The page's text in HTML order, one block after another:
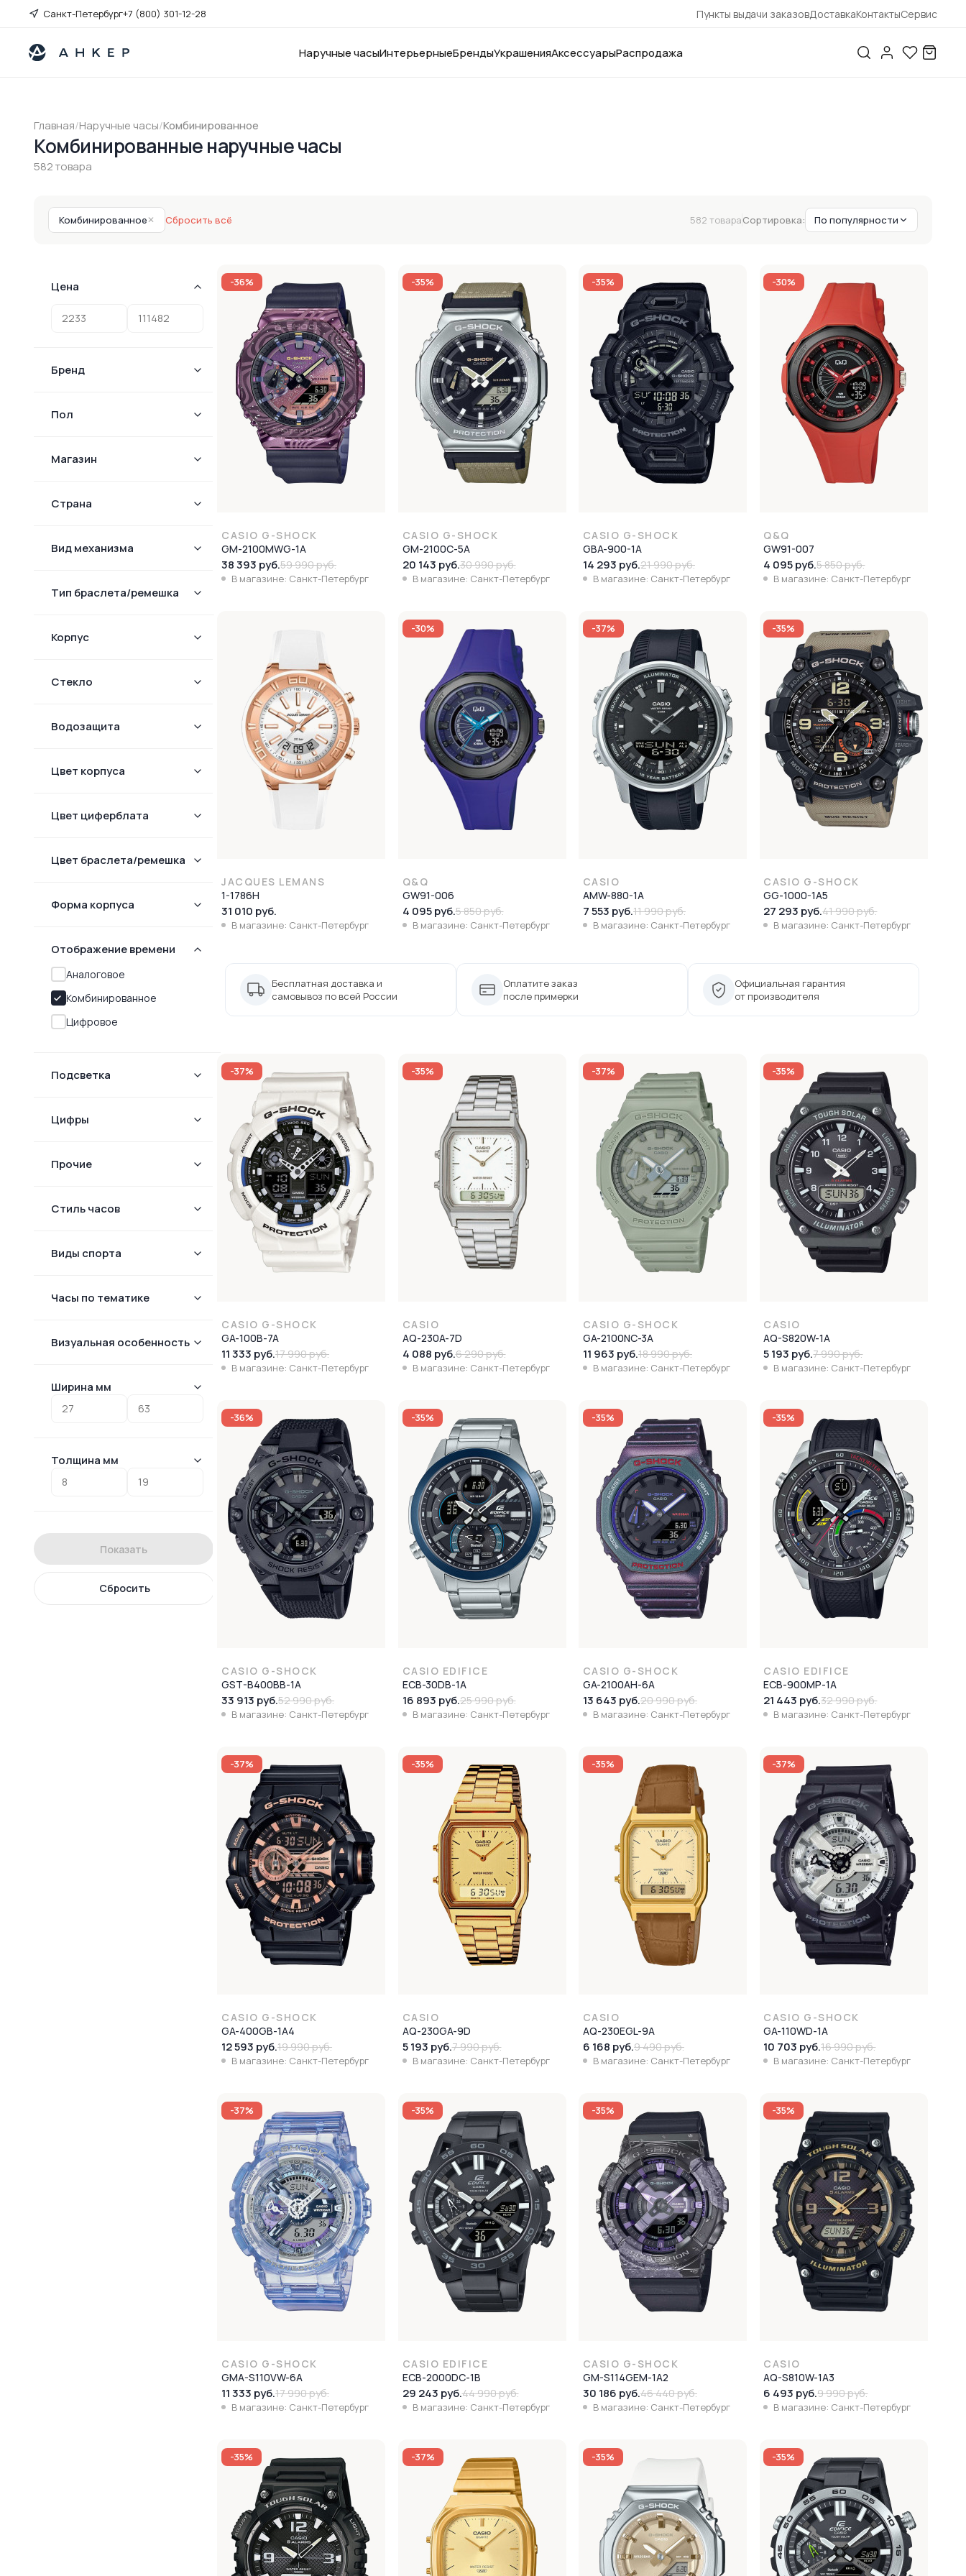
Санкт-Петербург+7 (800) 301-12-28 Пункты выдачи заказовДоставкаКонтактыСервис
Наручные часыИнтерьерныеБрендыУкрашенияАксессуарыРаспродажа
Главная/Наручные часы/Комбинированное
Комбинированные наручные часы
582 товара
Комбинированное✕ Сбросить всё 582 товараСортировка: По популярности
Цена
Бренд
Пол
Магазин
Страна
Вид механизма
Тип браслета/ремешка
Корпус
Стекло
Водозащита
Цвет корпуса
Цвет циферблата
Цвет браслета/ремешка
Форма корпуcа
Отображение времени
Аналоговое
Комбинированное
Цифровое
Подсветка
Цифры
Прочие
Стиль часов
Виды спорта
Часы по тематике
Визуальная особенность
Ширина мм
Толщина мм
Показать
Сбросить
-36%
CASIO G-SHOCK
GM-2100MWG-1A
38 393 руб.59 990 руб.
В магазине: Санкт-Петербург
-35%
CASIO G-SHOCK
GM-2100C-5A
20 143 руб.30 990 руб.
В магазине: Санкт-Петербург
-35%
CASIO G-SHOCK
GBA-900-1A
14 293 руб.21 990 руб.
В магазине: Санкт-Петербург
-30%
Q&Q
GW91-007
4 095 руб.5 850 руб.
В магазине: Санкт-Петербург
JACQUES LEMANS
1-1786H
31 010 руб.
В магазине: Санкт-Петербург
-30%
Q&Q
GW91-006
4 095 руб.5 850 руб.
В магазине: Санкт-Петербург
-37%
CASIO
AMW-880-1A
7 553 руб.11 990 руб.
В магазине: Санкт-Петербург
-35%
CASIO G-SHOCK
GG-1000-1A5
27 293 руб.41 990 руб.
В магазине: Санкт-Петербург
Бесплатная доставка и
самовывоз по всей России
Оплатите заказ
после примерки
Официальная гарантия
от производителя
-37%
CASIO G-SHOCK
GA-100B-7A
11 333 руб.17 990 руб.
В магазине: Санкт-Петербург
-35%
CASIO
AQ-230A-7D
4 088 руб.6 290 руб.
В магазине: Санкт-Петербург
-37%
CASIO G-SHOCK
GA-2100NC-3A
11 963 руб.18 990 руб.
В магазине: Санкт-Петербург
-35%
CASIO
AQ-S820W-1A
5 193 руб.7 990 руб.
В магазине: Санкт-Петербург
-36%
CASIO G-SHOCK
GST-B400BB-1A
33 913 руб.52 990 руб.
В магазине: Санкт-Петербург
-35%
CASIO EDIFICE
ECB-30DB-1A
16 893 руб.25 990 руб.
В магазине: Санкт-Петербург
-35%
CASIO G-SHOCK
GA-2100AH-6A
13 643 руб.20 990 руб.
В магазине: Санкт-Петербург
-35%
CASIO EDIFICE
ECB-900MP-1A
21 443 руб.32 990 руб.
В магазине: Санкт-Петербург
-37%
CASIO G-SHOCK
GA-400GB-1A4
12 593 руб.19 990 руб.
В магазине: Санкт-Петербург
-35%
CASIO
AQ-230GA-9D
5 193 руб.7 990 руб.
В магазине: Санкт-Петербург
-35%
CASIO
AQ-230EGL-9A
6 168 руб.9 490 руб.
В магазине: Санкт-Петербург
-37%
CASIO G-SHOCK
GA-110WD-1A
10 703 руб.16 990 руб.
В магазине: Санкт-Петербург
-37%
CASIO G-SHOCK
GMA-S110VW-6A
11 333 руб.17 990 руб.
В магазине: Санкт-Петербург
-35%
CASIO EDIFICE
ECB-2000DC-1B
29 243 руб.44 990 руб.
В магазине: Санкт-Петербург
-35%
CASIO G-SHOCK
GM-S114GEM-1A2
30 186 руб.46 440 руб.
В магазине: Санкт-Петербург
-35%
CASIO
AQ-S810W-1A3
6 493 руб.9 990 руб.
В магазине: Санкт-Петербург
-35% -37% -35% -35%